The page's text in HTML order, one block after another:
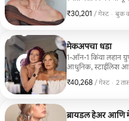
मेकअप टच-अप किट
₹30,201 / गेस्ट
₹30,201 प्रति गेस्ट· बुक
,
मेकअपचा धडा
1-ऑन-1 किंवा लहान
आधुनिक, स्टाईलिश
प्रत्येकाला त्यांचे
₹40,268 / गेस्ट
₹40,268 प्रति गेस्ट
, · 2
ब्रायडल हेअर